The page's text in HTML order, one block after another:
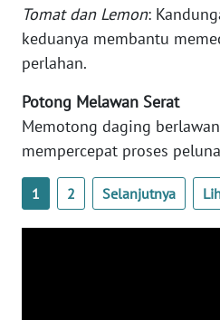
Tomat dan Lemon:
keduanya membantu
perlahan.
Potong Melawan Serat
Memotong daging
mempercepat proses
1 2 Selanjutnya
BANTEN
WN
WN
KEPRI
PAPUA